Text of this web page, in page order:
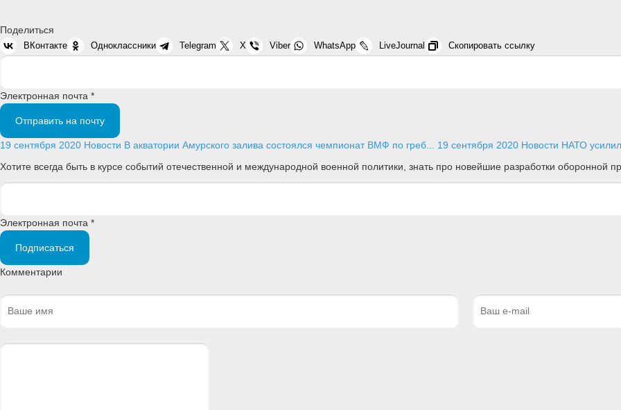
Поделиться
ВКонтакте Одноклассники Telegram X Viber WhatsApp LiveJournal Скопировать ссылку
Электронная почта *
Отправить на почту
19 сентября 2020 Новости В акватории Амурского залива состоялся чемпионат ВМФ по греб... 19 сентября 2020 Новости НАТО
Хотите всегда быть в курсе событий отечественной и международной военной политики, знать про новейшие разработки
Электронная почта *
Подписаться
Комментарии